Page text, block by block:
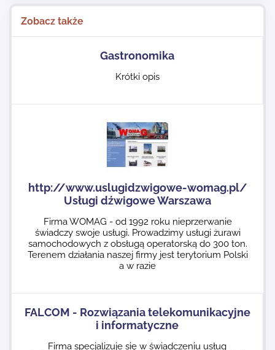
Zobacz także
Gastronomika
Krótki opis
http://www.uslugidzwigowe-womag.pl/
Usługi dźwigowe Warszawa
Firma WOMAG - od 1992 roku nieprzerwanie
świadczy swoje usługi. Prowadzimy usługi żurawi
samochodowych z obsługą operatorską do 300 ton.
Terenem działania naszej firmy jest terytorium Polski
a w razie
FALCOM - Rozwiązania telekomunikacyjne
i informatyczne
Firma specjalizuje się w świadczeniu usług